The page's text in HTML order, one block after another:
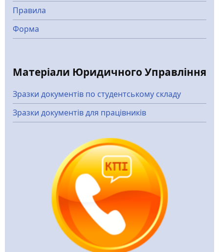
Правила
Форма
Матеріали Юридичного Управління
Зразки документів по студентському складу
Зразки документів для працівників